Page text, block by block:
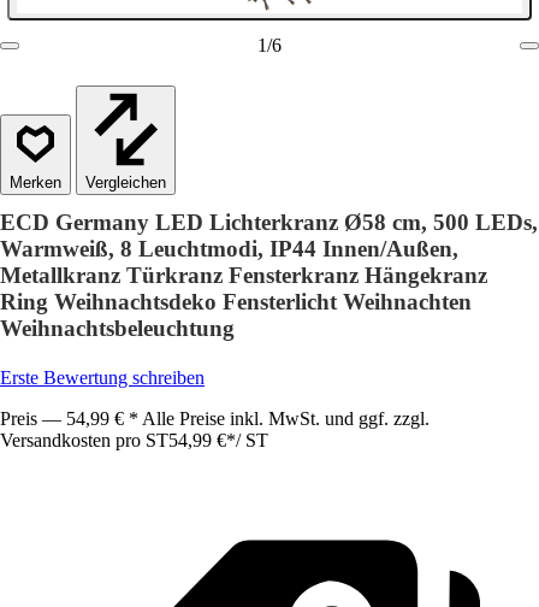
1/6
Vergleichen
ECD Germany LED Lichterkranz Ø58 cm, 500 LEDs,
Warmweiß, 8 Leuchtmodi, IP44 Innen/Außen,
Metallkranz Türkranz Fensterkranz Hängekranz
Ring Weihnachtsdeko Fensterlicht Weihnachten
Weihnachtsbeleuchtung
Erste Bewertung schreiben
Preis — 54,99 € * Alle Preise inkl. MwSt. und ggf. zzgl.
Versandkosten pro ST54,99 €*/ ST